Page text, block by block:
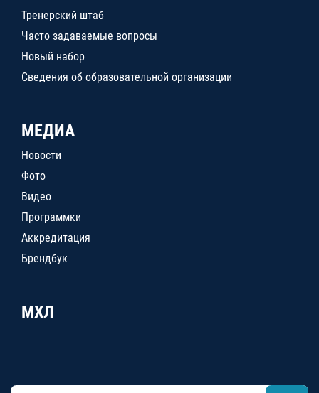
Тренерский штаб
Часто задаваемые вопросы
Новый набор
Сведения об образовательной организации
МЕДИА
Новости
Фото
Видео
Программки
Аккредитация
Брендбук
МХЛ